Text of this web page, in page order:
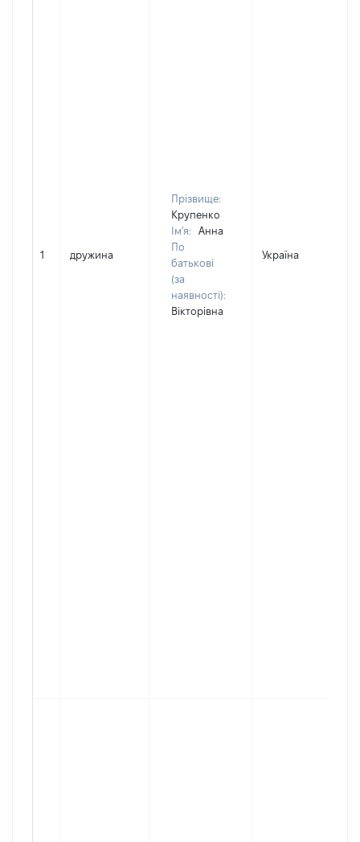
1 дружина
Прізвище:
Крупенко
Ім'я:
Анна
По
батькові
(за
наявності):
Вікторівна
Україна